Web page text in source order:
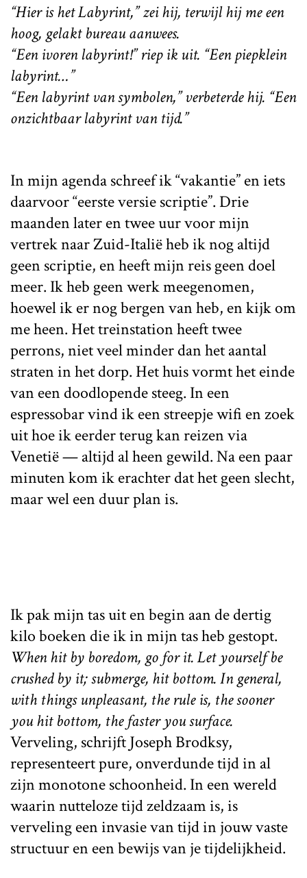
“Hier is het Labyrint,” zei hij, terwijl hij me een
hoog, gelakt bureau aanwees.
“Een ivoren labyrint!” riep ik uit. “Een piepklein
labyrint…”
“Een labyrint van symbolen,” verbeterde hij. “Een
onzichtbaar labyrint van tijd.”
In mijn agenda schreef ik “vakantie” en iets
daarvoor “eerste versie scriptie”. Drie
maanden later en twee uur voor mijn
vertrek naar Zuid-Italië heb ik nog altijd
geen scriptie, en heeft mijn reis geen doel
meer. Ik heb geen werk meegenomen,
hoewel ik er nog bergen van heb, en kijk om
me heen. Het treinstation heeft twee
perrons, niet veel minder dan het aantal
straten in het dorp. Het huis vormt het einde
van een doodlopende steeg. In een
espressobar vind ik een streepje wifi en zoek
uit hoe ik eerder terug kan reizen via
Venetië — altijd al heen gewild. Na een paar
minuten kom ik erachter dat het geen slecht,
maar wel een duur plan is.
Ik pak mijn tas uit en begin aan de dertig
kilo boeken die ik in mijn tas heb gestopt.
When hit by boredom, go for it. Let yourself be
crushed by it; submerge, hit bottom. In general,
with things unpleasant, the rule is, the sooner
you hit bottom, the faster you surface.
Verveling, schrijft Joseph Brodksy,
representeert pure, onverdunde tijd in al
zijn monotone schoonheid. In een wereld
waarin nutteloze tijd zeldzaam is, is
verveling een invasie van tijd in jouw vaste
structuur en een bewijs van je tijdelijkheid.